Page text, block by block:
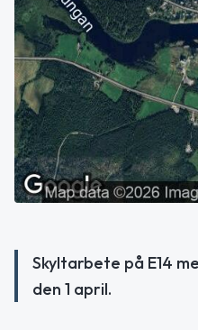
Skyltarbete på E14
den 1 april.